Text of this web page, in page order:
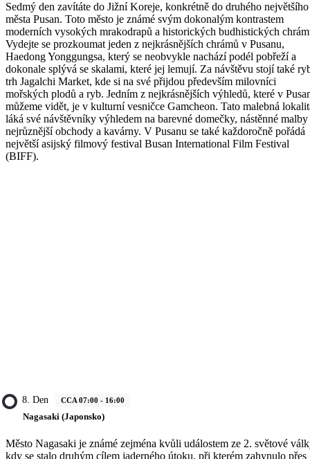
Sedmý den zavítáte do Jižní Koreje, konkrétně do druhého největšího
města Pusan. Toto město je známé svým dokonalým kontrastem
moderních vysokých mrakodrapů a historických budhistických
Vydejte se prozkoumat jeden z nejkrásnějších chrámů v Pusanu,
Haedong Yonggungsa, který se neobvykle nachází podél pobřeží a
dokonale splývá se skalami, které jej lemují. Za návštěvu stojí také
trh Jagalchi Market, kde si na své přijdou především milovníci
mořských plodů a ryb. Jedním z nejkrásnějších výhledů, které v
můžeme vidět, je v kulturní vesničce Gamcheon. Tato malebná
láká své návštěvníky výhledem na barevné domečky, nástěnné malby
nejrůznější obchody a kavárny. V Pusanu se také každoročně pořádá
největší asijský filmový festival Busan International Film Festival
(BIFF).
8. Den CCA 07:00 - 16:00
Nagasaki (Japonsko)
Město Nagasaki je známé zejména kvůli událostem ze 2. světové
kdy se stalo druhým cílem jaderného útoku, při kterém zahynulo přes